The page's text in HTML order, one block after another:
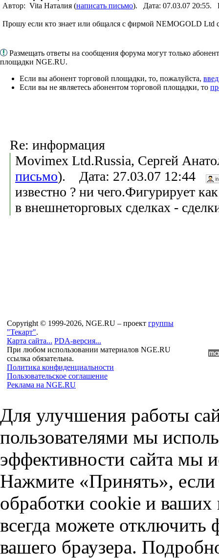
Автор: Vita Наталия (написать письмо). Дата: 07.03.07
Прошу если кто знает или общался с фирмой NEMOGOLD Ltd
Размещать ответы на сообщения форума могут только
площадки NGE.RU.
Если вы абонент торговой площадки, то, пожалуйста,
Если вы не являетесь абонентом торговой площадки, то
Re: информация
Movimex Ltd.Russia, Сергей
письмо). Дата: 27.03.07 12:44
известно ? ни чего.Фигурирует
в внешнеторговых сделках -
Copyright © 1999-2026, NGE.RU – проект группы
"Текарт".
Карта сайта... PDA-версия...
При любом использовании материалов NGE.RU
ссылка обязательна.
Политика конфиденциальности
Пользовательское соглашение
Реклама на NGE.RU
Для улучшения работы
пользователями мы
эффективности сайта мы
Нажмите «Принять», если
обработки cookie и
всегда можете отключить
вашего браузера.